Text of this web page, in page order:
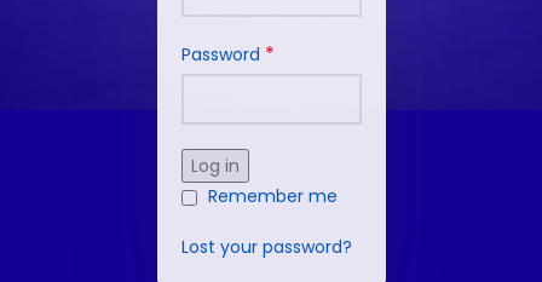
Password *
Log in
Remember me
Lost your password?